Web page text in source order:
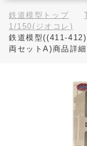
鉄道模型トップ
1/150(ジオコレ)
鉄道模型((411-
両セットA)商品詳細